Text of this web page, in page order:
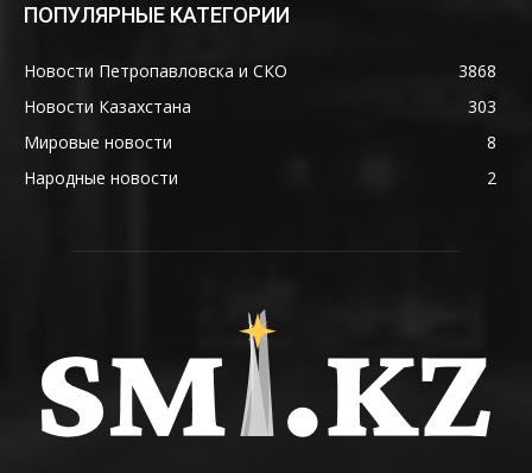
ПОПУЛЯРНЫЕ КАТЕГОРИИ
Новости Петропавловска и СКО
3868
Новости Казахстана
303
Мировые новости
8
Народные новости
2